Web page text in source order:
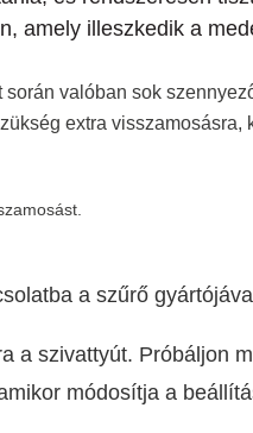
amely illeszkedik a
valóban sok
extra visszamosásra,
a szűrő
a szivattyút. Próbáljon
módosítja a